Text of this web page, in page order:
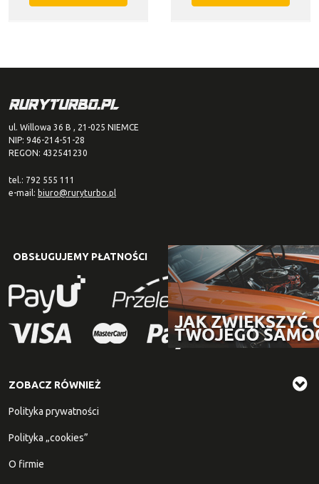
ul. Willowa 36 B , 21-025 NIEMCE
NIP: 946-214-51-28
REGON: 432541230
tel.: 792 555 111
e-mail: biuro@ruryturbo.pl
OBSŁUGUJEMY PŁATNOŚCI
ZOBACZ RÓWNIEŻ
Polityka prywatności
Polityka „cookies”
O firmie